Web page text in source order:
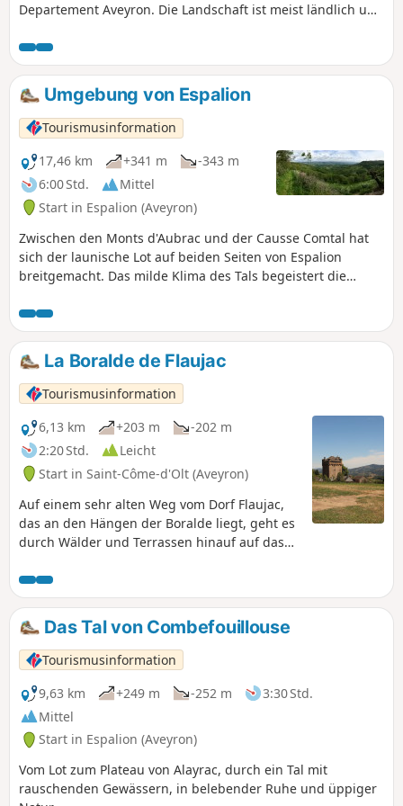
Departement Aveyron. Die Landschaft ist meist ländlich und
Die Route ist zudem von mehreren sehenswerten
historischen Stätten gesäumt, wie dem Dorf Estaing mit
seiner Brücke und seinem hochgelegenen Schloss, bevor
sie das Plateau von Golinhac erreicht, das Landschaften des
Mittelgebirges bietet.
Umgebung von Espalion
Tourismusinformation
17,46 km
+341 m
-343 m
6:00 Std.
Mittel
Start in Espalion (Aveyron)
Zwischen den Monts d'Aubrac und der Causse Comtal hat
sich der launische Lot auf beiden Seiten von Espalion
breitgemacht. Das milde Klima des Tals begeistert die
La Boralde de Flaujac
Tourismusinformation
6,13 km
+203 m
-202 m
2:20 Std.
Leicht
Start in Saint-Côme-d'Olt (Aveyron)
Auf einem sehr alten Weg vom Dorf Flaujac,
das an den Hängen der Boralde liegt, geht es
durch Wälder und Terrassen hinauf auf das
Das Tal von Combefouillouse
Tourismusinformation
9,63 km
+249 m -252 m
3:30 Std.
Mittel
Start in Espalion (Aveyron)
Vom Lot zum Plateau von Alayrac, durch ein Tal mit
rauschenden Gewässern, in belebender Ruhe und üppiger